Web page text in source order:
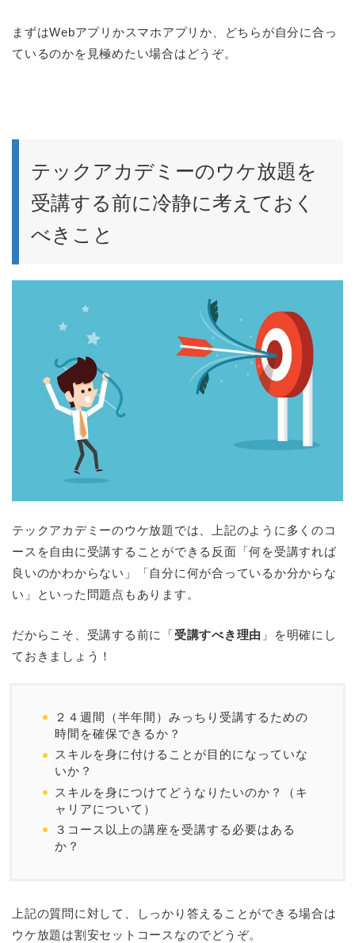
まずはWebアプリかスマホアプリか、どちらが自分に合っ
ているのかを見極めたい場合はどうぞ。
テックアカデミーのウケ放題を
受講する前に冷静に考えておく
べきこと
テックアカデミーのウケ放題では、上記のように多くのコ
ースを自由に受講することができる反面「何を受講すれば
良いのかわからない」「自分に何が合っているか分からな
い」といった問題点もあります。
だからこそ、受講する前に「受講すべき理由 」を明確にし
ておきましょう！
２４週間（半年間）みっちり受講するための
時間を確保できるか？
スキルを身に付けることが目的になっていな
いか？
スキルを身につけてどうなりたいのか？（キ
ャリアについて）
３コース以上の講座を受講する必要はある
か？
上記の質問に対して、しっかり答えることができる場合は
ウケ放題は割安セットコースなのでどうぞ。